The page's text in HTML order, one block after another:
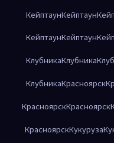
КейптаунКейптаун
КейптаунКейптаун
КлубникаКлубника
КлубникаКрасноярск
КрасноярскКрасноярск
КрасноярскКукуруза